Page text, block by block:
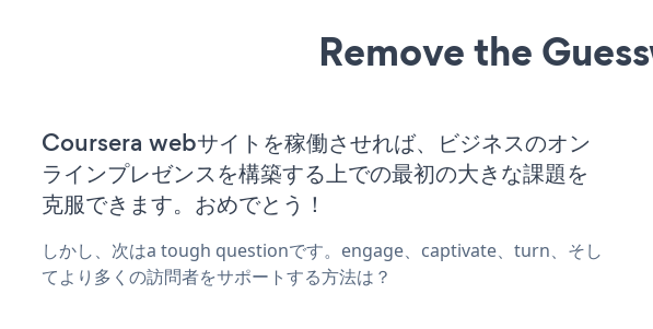
Remove the
Coursera webサイトを稼働させれば、ビジネスのオン
ラインプレゼンスを構築する上での最初の大きな課題を
克服できます。おめでとう！
しかし、次はa tough questionです。engage、captivate、turn、そし
てより多くの訪問者をサポートする方法は？